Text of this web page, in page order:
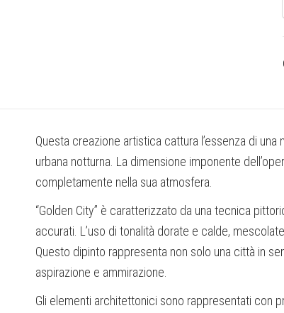
Questa creazione artistica cattura l’essenza di
urbana notturna. La dimensione imponente
completamente nella sua atmosfera.
“Golden City” è caratterizzato da una tecnica
accurati. L’uso di tonalità dorate e calde,
Questo dipinto rappresenta non solo una città in
aspirazione e ammirazione.
Gli elementi architettonici sono rappresentati con